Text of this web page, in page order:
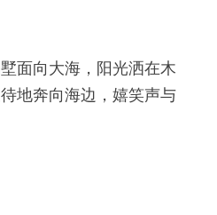
面向大海，阳光洒在木
地奔向海边，嬉笑声与